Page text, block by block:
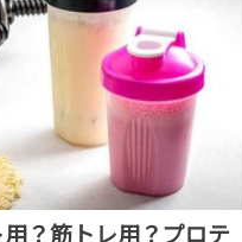
？筋トレ用？プロテ